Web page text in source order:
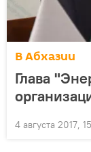
В Абхазии
Глава
4 августа 2017,